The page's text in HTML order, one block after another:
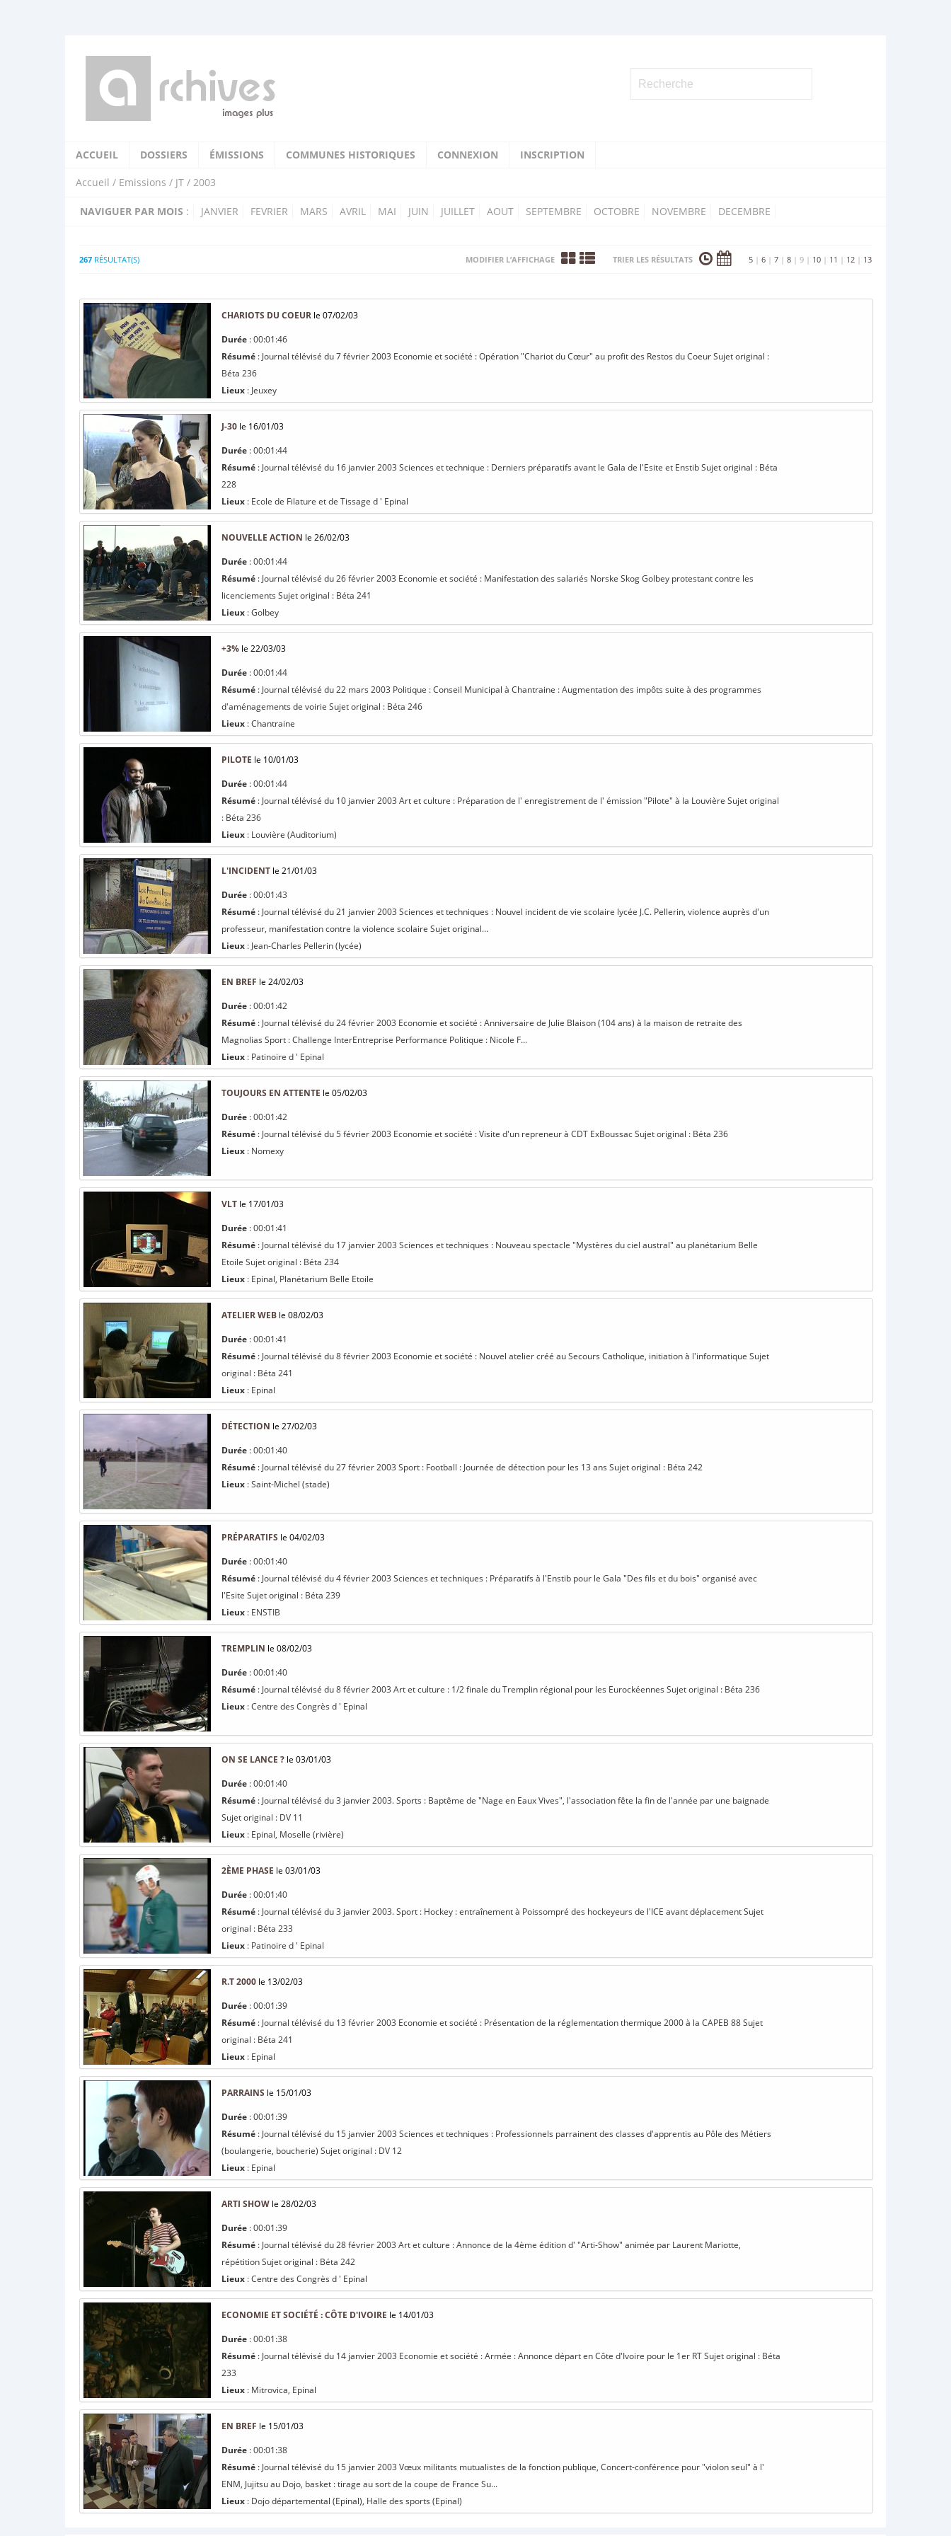
ACCUEIL DOSSIERS ÉMISSIONS COMMUNES HISTORIQUES CONNEXION INSCRIPTION
Accueil / Emissions / JT / 2003
NAVIGUER PAR MOIS : JANVIER FEVRIER MARS AVRIL MAI JUIN JUILLET AOUT SEPTEMBRE OCTOBRE NOVEMBRE DECEMBRE
267 RÉSULTAT(S) 5 | 6 | 7 | 8 | 9 | 10 | 11 | 12 | 13
TRIER LES RÉSULTATS
MODIFIER L’AFFICHAGE
CHARIOTS DU COEUR le 07/02/03
Durée : 00:01:46
Résumé : Journal télévisé du 7 février 2003 Economie et société : Opération "Chariot du Cœur" au profit des Restos du Coeur Sujet original :
Béta 236
Lieux : Jeuxey
J-30 le 16/01/03
Durée : 00:01:44
Résumé : Journal télévisé du 16 janvier 2003 Sciences et technique : Derniers préparatifs avant le Gala de l'Esite et Enstib Sujet original : Béta
228
Lieux : Ecole de Filature et de Tissage d ' Epinal
NOUVELLE ACTION le 26/02/03
Durée : 00:01:44
Résumé : Journal télévisé du 26 février 2003 Economie et société : Manifestation des salariés Norske Skog Golbey protestant contre les
licenciements Sujet original : Béta 241
Lieux : Golbey
+3% le 22/03/03
Durée : 00:01:44
Résumé : Journal télévisé du 22 mars 2003 Politique : Conseil Municipal à Chantraine : Augmentation des impôts suite à des programmes
d'aménagements de voirie Sujet original : Béta 246
Lieux : Chantraine
PILOTE le 10/01/03
Durée : 00:01:44
Résumé : Journal télévisé du 10 janvier 2003 Art et culture : Préparation de l' enregistrement de l' émission "Pilote" à la Louvière Sujet original
: Béta 236
Lieux : Louvière (Auditorium)
L'INCIDENT le 21/01/03
Durée : 00:01:43
Résumé : Journal télévisé du 21 janvier 2003 Sciences et techniques : Nouvel incident de vie scolaire lycée J.C. Pellerin, violence auprès d'un
professeur, manifestation contre la violence scolaire Sujet original...
Lieux : Jean-Charles Pellerin (lycée)
EN BREF le 24/02/03
Durée : 00:01:42
Résumé : Journal télévisé du 24 février 2003 Economie et société : Anniversaire de Julie Blaison (104 ans) à la maison de retraite des
Magnolias Sport : Challenge InterEntreprise Performance Politique : Nicole F...
Lieux : Patinoire d ' Epinal
TOUJOURS EN ATTENTE le 05/02/03
Durée : 00:01:42
Résumé : Journal télévisé du 5 février 2003 Economie et société : Visite d'un repreneur à CDT ExBoussac Sujet original : Béta 236
Lieux : Nomexy
VLT le 17/01/03
Durée : 00:01:41
Résumé : Journal télévisé du 17 janvier 2003 Sciences et techniques : Nouveau spectacle "Mystères du ciel austral" au planétarium Belle
Etoile Sujet original : Béta 234
Lieux : Epinal, Planétarium Belle Etoile
ATELIER WEB le 08/02/03
Durée : 00:01:41
Résumé : Journal télévisé du 8 février 2003 Economie et société : Nouvel atelier créé au Secours Catholique, initiation à l'informatique Sujet
original : Béta 241
Lieux : Epinal
DÉTECTION le 27/02/03
Durée : 00:01:40
Résumé : Journal télévisé du 27 février 2003 Sport : Football : Journée de détection pour les 13 ans Sujet original : Béta 242
Lieux : Saint-Michel (stade)
PRÉPARATIFS le 04/02/03
Durée : 00:01:40
Résumé : Journal télévisé du 4 février 2003 Sciences et techniques : Préparatifs à l'Enstib pour le Gala "Des fils et du bois" organisé avec
l'Esite Sujet original : Béta 239
Lieux : ENSTIB
TREMPLIN le 08/02/03
Durée : 00:01:40
Résumé : Journal télévisé du 8 février 2003 Art et culture : 1/2 finale du Tremplin régional pour les Eurockéennes Sujet original : Béta 236
Lieux : Centre des Congrès d ' Epinal
ON SE LANCE ? le 03/01/03
Durée : 00:01:40
Résumé : Journal télévisé du 3 janvier 2003. Sports : Baptême de "Nage en Eaux Vives", l'association fête la fin de l'année par une baignade
Sujet original : DV 11
Lieux : Epinal, Moselle (rivière)
2ÈME PHASE le 03/01/03
Durée : 00:01:40
Résumé : Journal télévisé du 3 janvier 2003. Sport : Hockey : entraînement à Poissompré des hockeyeurs de l'ICE avant déplacement Sujet
original : Béta 233
Lieux : Patinoire d ' Epinal
R.T 2000 le 13/02/03
Durée : 00:01:39
Résumé : Journal télévisé du 13 février 2003 Economie et société : Présentation de la réglementation thermique 2000 à la CAPEB 88 Sujet
original : Béta 241
Lieux : Epinal
PARRAINS le 15/01/03
Durée : 00:01:39
Résumé : Journal télévisé du 15 janvier 2003 Sciences et techniques : Professionnels parrainent des classes d'apprentis au Pôle des Métiers
(boulangerie, boucherie) Sujet original : DV 12
Lieux : Epinal
ARTI SHOW le 28/02/03
Durée : 00:01:39
Résumé : Journal télévisé du 28 février 2003 Art et culture : Annonce de la 4ème édition d' "Arti-Show" animée par Laurent Mariotte,
répétition Sujet original : Béta 242
Lieux : Centre des Congrès d ' Epinal
ECONOMIE ET SOCIÉTÉ : CÔTE D'IVOIRE le 14/01/03
Durée : 00:01:38
Résumé : Journal télévisé du 14 janvier 2003 Economie et société : Armée : Annonce départ en Côte d'Ivoire pour le 1er RT Sujet original : Béta
233
Lieux : Mitrovica, Epinal
EN BREF le 15/01/03
Durée : 00:01:38
Résumé : Journal télévisé du 15 janvier 2003 Vœux militants mutualistes de la fonction publique, Concert-conférence pour "violon seul" à l'
ENM, Jujitsu au Dojo, basket : tirage au sort de la coupe de France Su...
Lieux : Dojo départemental (Epinal), Halle des sports (Epinal)